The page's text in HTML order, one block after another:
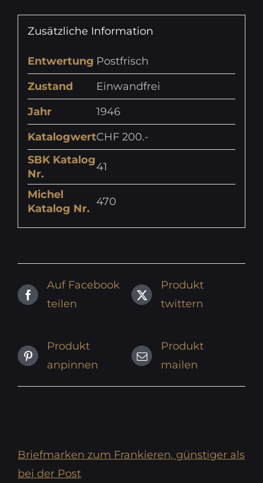
Zusätzliche Information
Entwertung Postfrisch
Zustand
Einwandfrei
Jahr
1946
KatalogwertCHF 200.-
SBK Katalog
Nr.
41
Michel
Katalog Nr.
470
Auf Facebook
teilen
Produkt
twittern
Produkt
anpinnen
Produkt
mailen
Briefmarken zum Frankieren, günstiger als
bei der Post